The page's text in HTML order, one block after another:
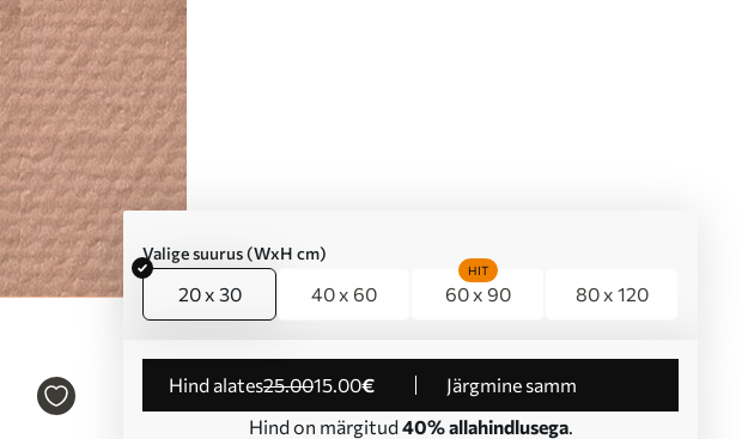
Valige suurus (WxH cm)
20 x 30 40 x 60 60 x 90
HIT
80 x 120
Hind alates25.0015.00€
Järgmine samm
Hind on märgitud 40% allahindlusega.